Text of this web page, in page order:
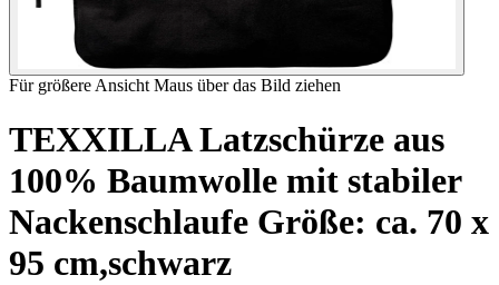
Für größere Ansicht Maus über das Bild ziehen
TEXXILLA Latzschürze aus
100% Baumwolle mit stabiler
Nackenschlaufe Größe: ca. 70 x
95 cm,schwarz